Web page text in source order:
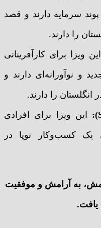
۲۰۰ هزار پوند سرمایه دارند و قصد
را دارند.
این ویزا برای کارآفرینانی
و نوآورانه‌ای دارند و
را دارند.
این ویزا برای افرادی
یک کسب‌وکار نوپا در
به آرامش و موفقیت
یافت.